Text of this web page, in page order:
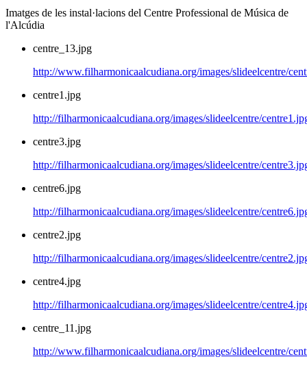
Imatges de les instal·lacions del Centre Professional de Música de
l'Alcúdia
centre_13.jpg
http://www.filharmonicaalcudiana.org/images/slideelcentre/
centre1.jpg
http://filharmonicaalcudiana.org/images/slideelcentre/
centre3.jpg
http://filharmonicaalcudiana.org/images/slideelcentre/
centre6.jpg
http://filharmonicaalcudiana.org/images/slideelcentre/
centre2.jpg
http://filharmonicaalcudiana.org/images/slideelcentre/
centre4.jpg
http://filharmonicaalcudiana.org/images/slideelcentre/
centre_11.jpg
http://www.filharmonicaalcudiana.org/images/slideelcentre/